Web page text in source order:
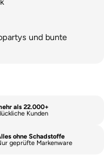
und bunte
als 22.000+
Kunden
ohne Schadstoffe
geprüfte Markenware